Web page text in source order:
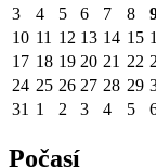
3
4 5 6 7 8
10 11 12 13 14 15
17 18 19 20 21 22
24 25 26 27 28 29
31 1 2 3 4 5
Počasí